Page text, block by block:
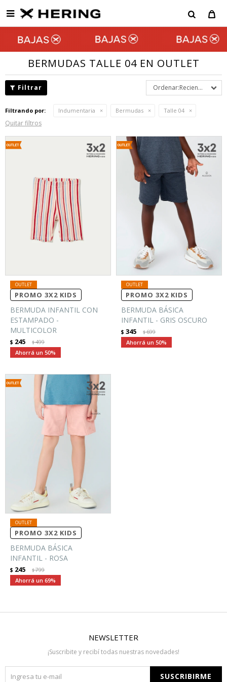

BERMUDAS TALLE 04 EN OUTLET
Recientes
Filtrando por: Indumentaria Bermudas Talle 04
Quitar filtros
PROMO 3X2 KIDS
BERMUDA INFANTIL CON
ESTAMPADO -
MULTICOLOR
$ 245 $499
50
PROMO 3X2 KIDS
BERMUDA BÁSICA
INFANTIL - GRIS OSCURO
$ 345 $699
50
PROMO 3X2 KIDS
BERMUDA BÁSICA
INFANTIL - ROSA
$ 245 $799
69
NEWSLETTER
¡Suscribite y recibí todas nuestras novedades!
SUSCRIBIRME